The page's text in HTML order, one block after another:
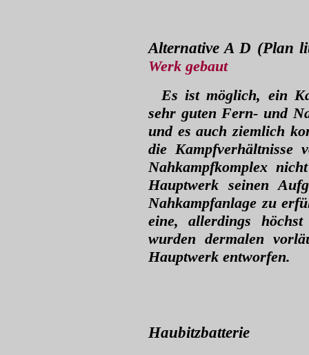
Alternative A D (Plan
Werk gebaut
Es ist möglich, ein
sehr guten Fern- und
und es auch ziemlich
die Kampfverhältnisse
Nahkampfkomplex
Hauptwerk seinen
Nahkampfanlage zu
eine, allerdings höchst
wurden dermalen
Hauptwerk entworfen.
Haubitzbatterie